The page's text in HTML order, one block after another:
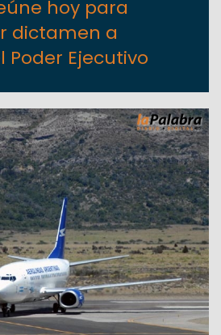
hoy para
dictamen a
Poder Ejecutivo